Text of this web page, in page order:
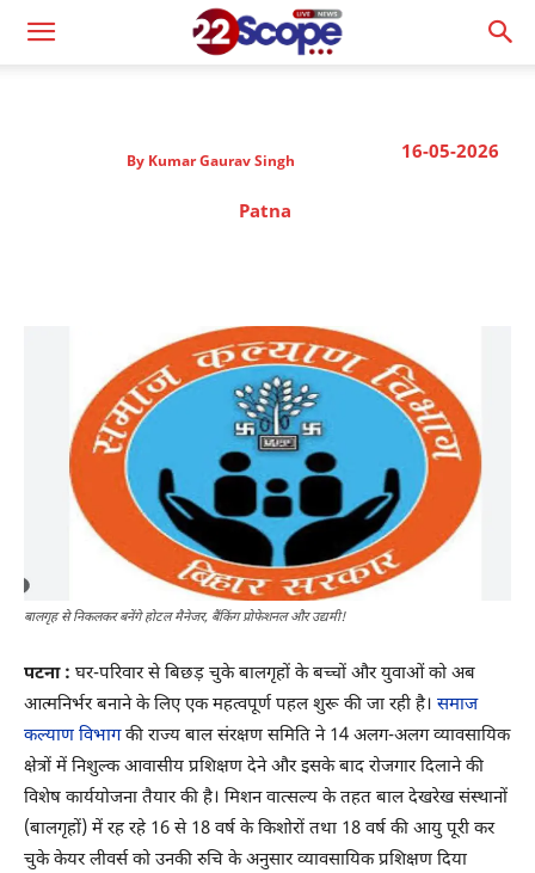
16-05-2026
By Kumar Gaurav Singh
Patna
बालगृह से निकलकर बनेंगे होटल मैनेजर, बैंकिंग प्रोफेशनल और उद्यमी!
पटना : घर-परिवार से बिछड़ चुके बालगृहों के बच्चों और युवाओं को अब
आत्मनिर्भर बनाने के लिए एक महत्वपूर्ण पहल शुरू की जा रही है। समाज
कल्याण विभागकी राज्य बाल संरक्षण समिति ने 14 अलग-अलग व्यावसायिक
क्षेत्रों में निशुल्क आवासीय प्रशिक्षण देने और इसके बाद रोजगार दिलाने की
विशेष कार्ययोजना तैयार की है। मिशन वात्सल्य के तहत बाल देखरेख संस्थानों
(बालगृहों) में रह रहे 16 से 18 वर्ष के किशोरों तथा 18 वर्ष की आयु पूरी कर
चुके केयर लीवर्स को उनकी रुचि के अनुसार व्यावसायिक प्रशिक्षण दिया